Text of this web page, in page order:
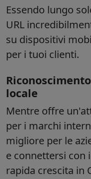
Essendo lungo
URL
su dispositivi
per i tuoi clienti.
locale
Mentre offre
per i marchi
migliore per le
e connettersi con
rapida crescita in